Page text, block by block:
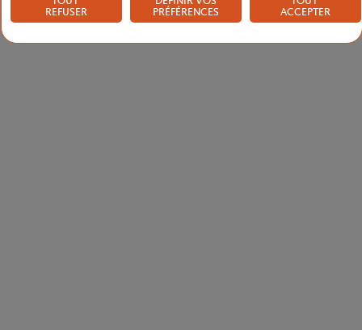
REFUSER
PRÉFÉRENCES
ACCEPTER